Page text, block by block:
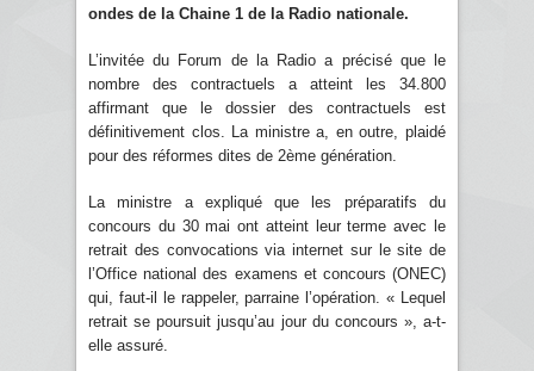
ondes de la Chaine 1 de la Radio nationale.
L’invitée du Forum de la Radio a précisé que le
nombre des contractuels a atteint les 34.800
affirmant que le dossier des contractuels est
définitivement clos. La ministre a, en outre, plaidé
pour des réformes dites de 2ème génération.
La ministre a expliqué que les préparatifs du
concours du 30 mai ont atteint leur terme avec le
retrait des convocations via internet sur le site de
l’Office national des examens et concours (ONEC)
qui, faut-il le rappeler, parraine l’opération. « Lequel
retrait se poursuit jusqu’au jour du concours », a-t-
elle assuré.